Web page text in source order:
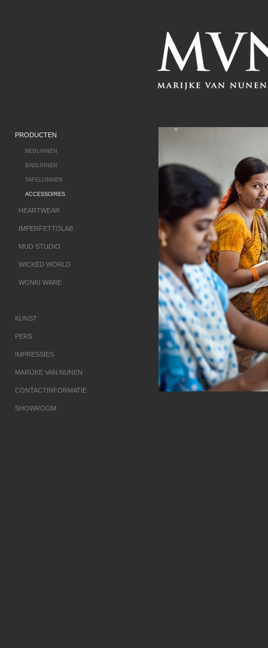
PRODUCTEN
BEDLINNEN
BADLINNEN
TAFELLINNEN
ACCESSOIRES
HEARTWEAR
IMPERFETTOLAB
MUD STUDIO
WICKED WORLD
WONKI WARE
KUNST
PERS
IMPRESSIES
MARIJKE VAN NUNEN
CONTACTINFORMATIE
SHOWROOM